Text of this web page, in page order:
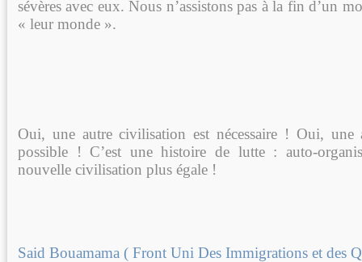
sévères avec eux. Nous n’assistons pas à la fin d’un
« leur monde ».
Oui, une autre civilisation est nécessaire ! Oui, une
possible ! C’est une histoire de lutte : auto-
nouvelle civilisation plus égale !
Said Bouamama ( Front Uni Des Immigrations et des